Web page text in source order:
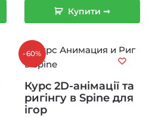
1,490 грн.590 грн.
Купити ➞
-60%
Курс 2D-анімації та
ригінгу в Spine для
ігор